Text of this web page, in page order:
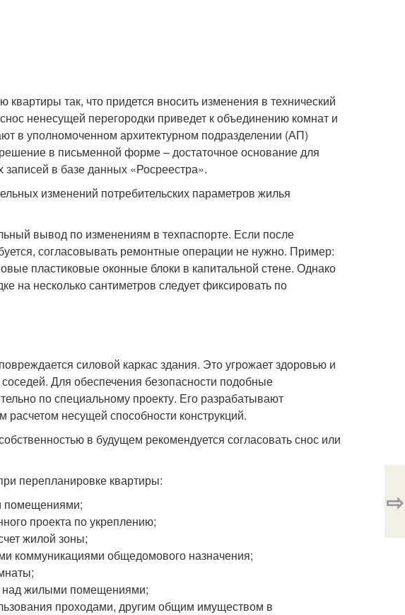
так, что придется вносить изменения в технический
ненесущей перегородки приведет к объединению комнат и
в уполномоченном архитектурном подразделении (АП)
в письменной форме – достаточное основание для
в базе данных «Росреестра».
изменений потребительских параметров жилья
вывод по изменениям в техпаспорте. Если после
согласовывать ремонтные операции не нужно. Пример:
пластиковые оконные блоки в капитальной стене. Однако
на несколько сантиметров следует фиксировать по
силовой каркас здания. Это угрожает здоровью и
Для обеспечения безопасности подобные
по специальному проекту. Его разрабатывают
несущей способности конструкций.
в будущем рекомендуется согласовать снос или
перепланировке квартиры:
помещениями;
проекта по укреплению;
жилой зоны;
коммуникациями общедомового назначения;
над жилыми помещениями;
проходами, другим общим имуществом в
⇨